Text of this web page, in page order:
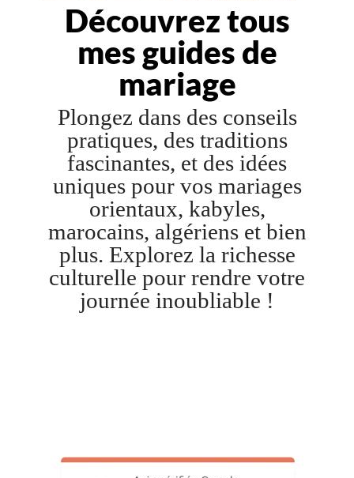
Découvrez tous
mes guides de
mariage
Plongez dans des conseils
pratiques, des traditions
fascinantes, et des idées
uniques pour vos mariages
orientaux, kabyles,
marocains, algériens et bien
plus. Explorez la richesse
culturelle pour rendre votre
journée inoubliable !